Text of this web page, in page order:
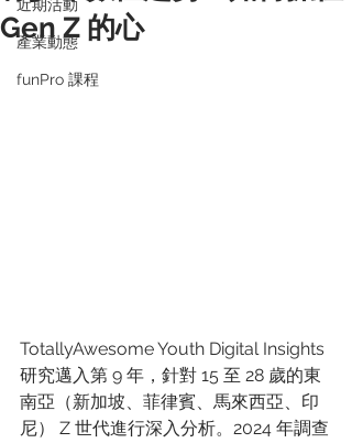
近期活動
產業動態
funPro 課程
Gen Z 的心
TotallyAwesome Youth Digital Insights
研究邁入第 9 年，針對 15 至 28 歲的東
南亞（新加坡、菲律賓、馬來西亞、印
尼） Z 世代進行深入分析。2024 年調查